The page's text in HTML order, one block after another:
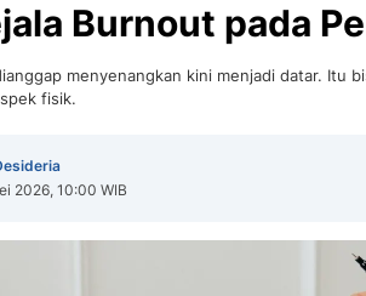
Burnout pada
menyenangkan kini menjadi datar. Itu
fisik.
2026, 10:00 WIB